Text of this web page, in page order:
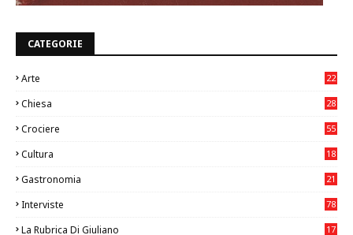
CATEGORIE
Arte
22
Chiesa
28
Crociere 55
Cultura
18
Gastronomia
21
Interviste 78
La Rubrica Di Giuliano
17